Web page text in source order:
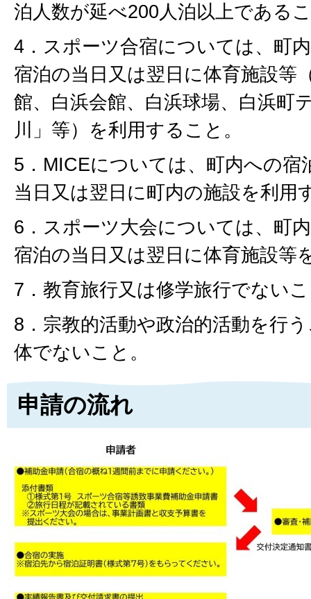
泊人数が延べ200人泊以上である
4．スポーツ合宿については、町
宿泊の当日又は翌日に体育施設等
館、白浜会館、白浜球場、白浜町
川」等）を利用すること。
5．MICEについては、町内への宿
当日又は翌日に町内の施設を利用
6．スポーツ大会については、町
宿泊の当日又は翌日に体育施設等
7．教育旅行又は修学旅行でない
8．宗教的活動や政治的活動を行
体でないこと。
申請の流れ